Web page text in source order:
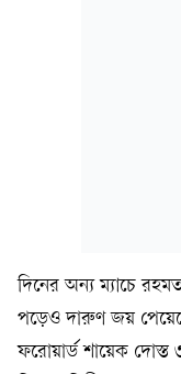
দিনের অন্য ম্যাচে
পড়েও দারুণ জয় পেয়েছে
ফরোয়ার্ড শায়েক দোস্ত